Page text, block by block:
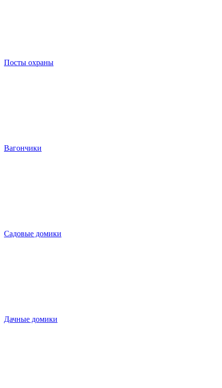
Посты охраны
Вагончики
Садовые домики
Дачные домики